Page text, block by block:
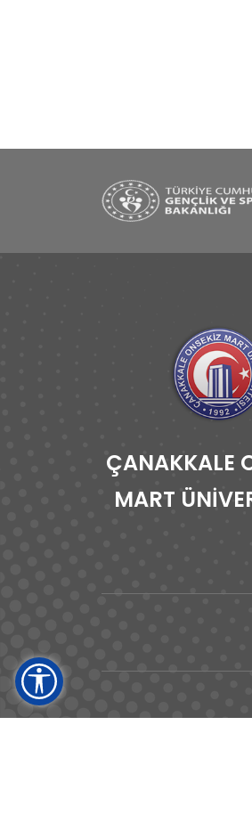
ÇANAKKALE
MART